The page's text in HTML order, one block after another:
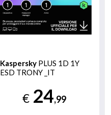
Kaspersky PLUS 1D 1Y
ESD TRONY _IT
€ 24,99